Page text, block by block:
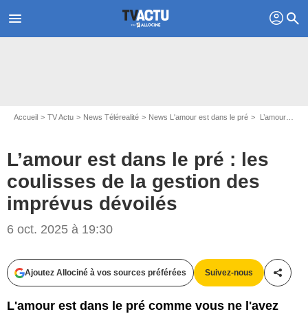
menu profil search
Accueil TV Actu News Télérealité News L'amour est dans le pré L’amour est dans le pré : les coulisses de la gestion des imprévus dévoilés
L’amour est dans le pré : les
coulisses de la gestion des
imprévus dévoilés
6 oct. 2025 à 19:30
Ajoutez Allociné à vos sources préférées Suivez-nous
L'amour est dans le pré comme vous ne l'avez